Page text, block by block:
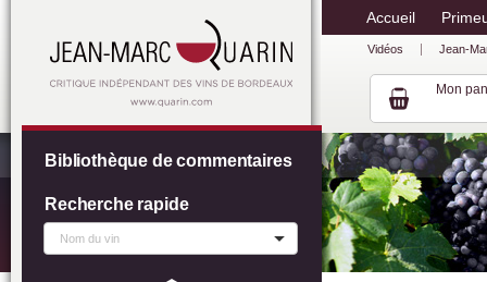
Accueil
Vidéos Jean-
Mon
Bibliothèque de commentaires
Recherche rapide